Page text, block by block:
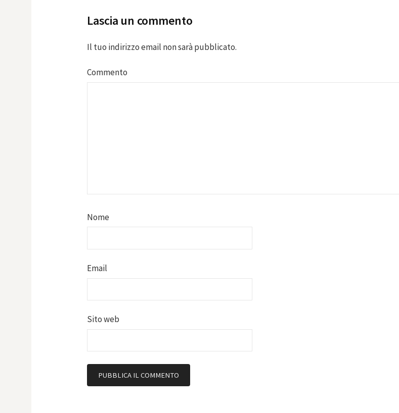
Lascia un commento
Il tuo indirizzo email non sarà pubblicato.
Commento
Nome
Email
Sito web